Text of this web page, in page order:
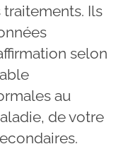
Ils
selon
au
de votre